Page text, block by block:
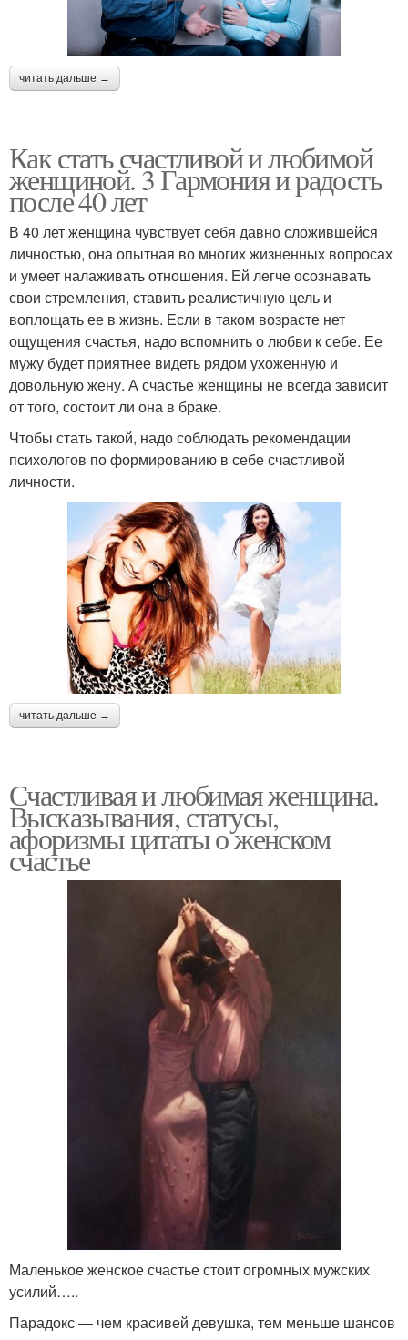
читать дальше →
Как стать счастливой и любимой
женщиной. 3 Гармония и радость
после 40 лет
В 40 лет женщина чувствует себя давно сложившейся
личностью, она опытная во многих жизненных вопросах
и умеет налаживать отношения. Ей легче осознавать
свои стремления, ставить реалистичную цель и
воплощать ее в жизнь. Если в таком возрасте нет
ощущения счастья, надо вспомнить о любви к себе. Ее
мужу будет приятнее видеть рядом ухоженную и
довольную жену. А счастье женщины не всегда зависит
от того, состоит ли она в браке.
Чтобы стать такой, надо соблюдать рекомендации
психологов по формированию в себе счастливой
личности.
читать дальше →
Счастливая и любимая женщина.
Высказывания, статусы,
афоризмы цитаты о женском
счастье
Маленькое женское счастье стоит огромных мужских
усилий…..
Парадокс — чем красивей девушка, тем меньше шансов